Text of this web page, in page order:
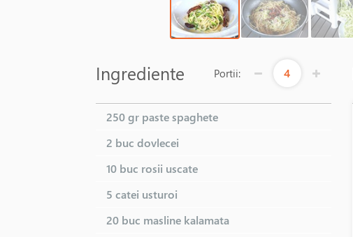
Ingrediente Portii: 4
250 gr paste spaghete
2 buc dovlecei
10 buc rosii uscate
5 catei usturoi
20 buc masline kalamata